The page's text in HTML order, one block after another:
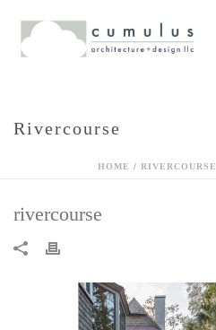
Rivercourse
HOME / RIVERCOURSE
rivercourse